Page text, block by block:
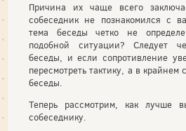
Причина их чаще всего
собеседник не познакомился с
тема беседы четко не
подобной ситуации? Следует
беседы, и если сопротивление
пересмотреть тактику, а в крайнем
беседы.
Теперь рассмотрим, как лучше
собеседнику.